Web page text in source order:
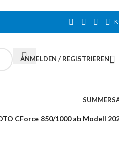
ANMELDEN / REGISTRIEREN
CForce 850/1000 ab Modell